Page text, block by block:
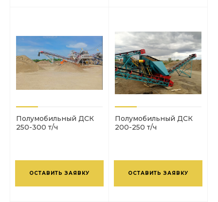
Полумобильный ДСК
250-300 т/ч
ОСТАВИТЬ ЗАЯВКУ
Полумобильный ДСК
200-250 т/ч
ОСТАВИТЬ ЗАЯВКУ